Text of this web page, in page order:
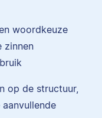
woordkeuze
zinnen
op de structuur,